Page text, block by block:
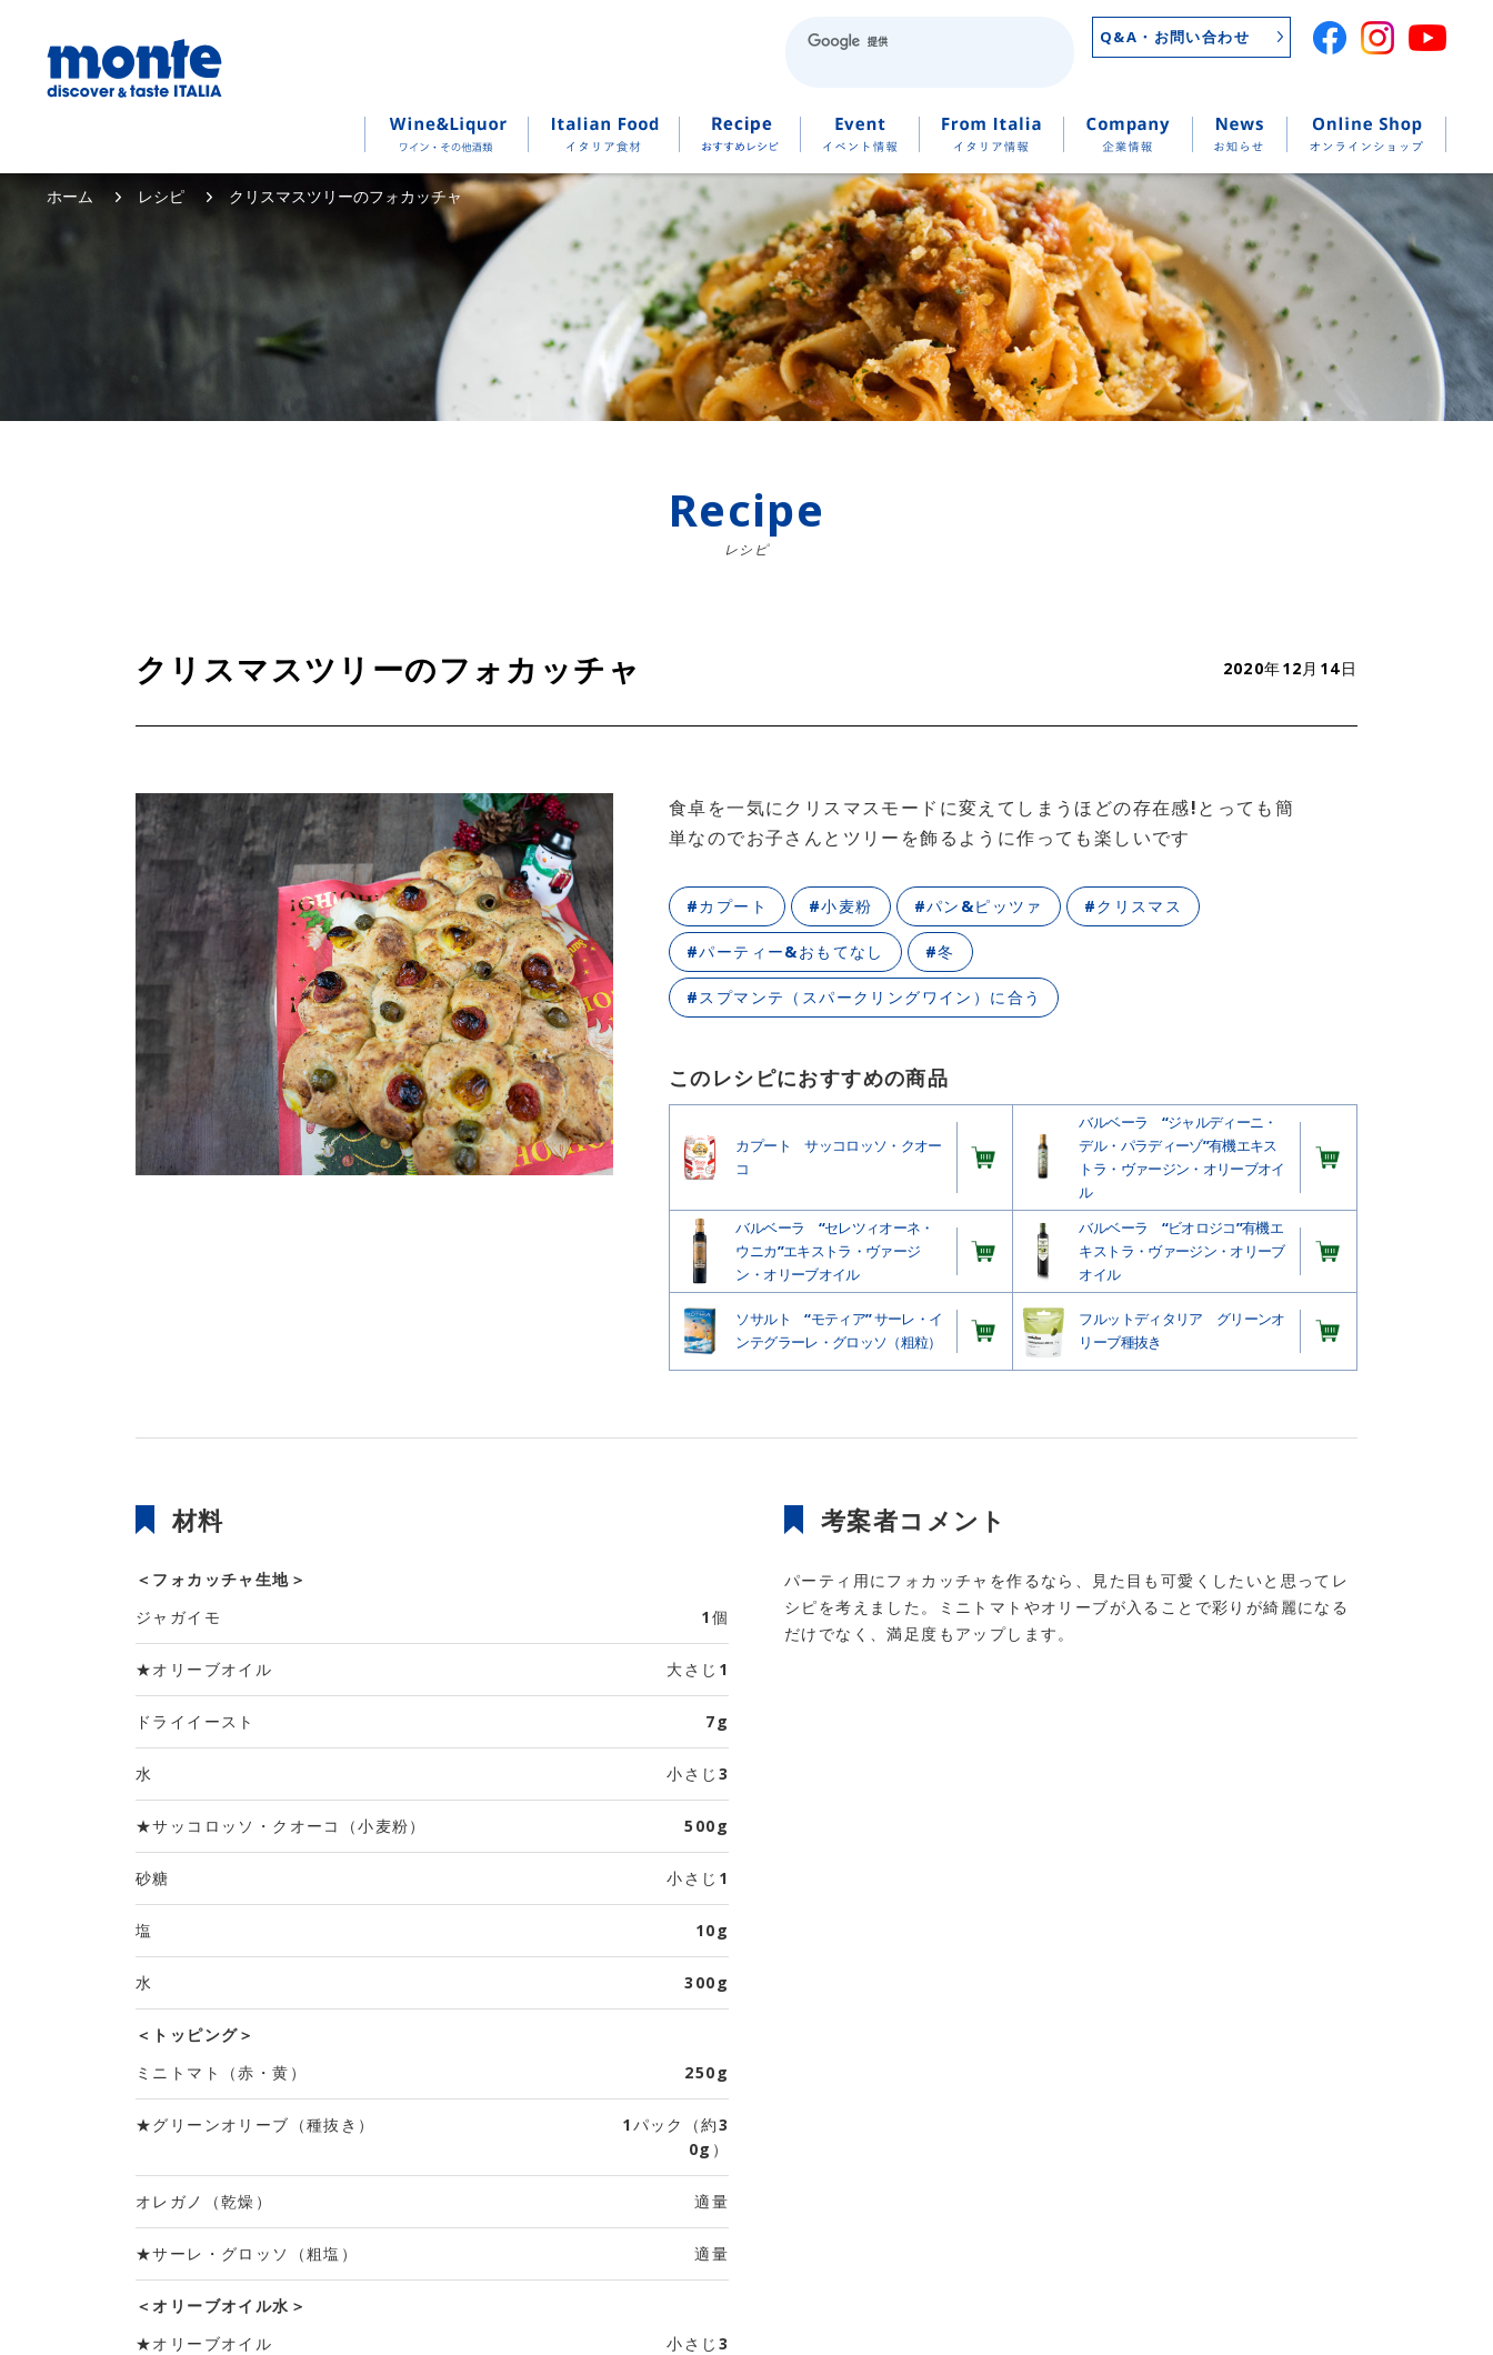
Q&A・お問い合わせ
ホーム レシピ クリスマスツリーのフォカッチャ
Recipe
レシピ
クリスマスツリーのフォカッチャ 2020年12月14日
食卓を一気にクリスマスモードに変えてしまうほどの存在感!とっても簡
単なのでお子さんとツリーを飾るように作っても楽しいです
#カプート #小麦粉 #パン&ピッツァ #クリスマス
#パーティー&おもてなし #冬
#スプマンテ（スパークリングワイン）に合う
このレシピにおすすめの商品
カプート サッコロッソ・クオー
コ
バルベーラ “ジャルディーニ・
デル・パラディーゾ”有機エキス
トラ・ヴァージン・オリーブオイ
ル
バルベーラ “セレツィオーネ・
ウニカ”エキストラ・ヴァージ
ン・オリーブオイル
バルベーラ “ビオロジコ”有機エ
キストラ・ヴァージン・オリーブ
オイル
ソサルト “モティア” サーレ・イ
ンテグラーレ・グロッソ（粗粒）
フルットディタリア グリーンオ
リーブ種抜き
材料
＜フォカッチャ生地＞
ジャガイモ
1個
★オリーブオイル 大さじ1
ドライイースト 7g
水 小さじ3
★サッコロッソ・クオーコ（小麦粉） 500g
砂糖 小さじ1
塩 10g
水 300g
＜トッピング＞
ミニトマト（赤・黄）
250g
★グリーンオリーブ（種抜き）
1パック（約3
0g）
オレガノ（乾燥） 適量
★サーレ・グロッソ（粗塩） 適量
＜オリーブオイル水＞
★オリーブオイル
小さじ3
考案者コメント
パーティ用にフォカッチャを作るなら、見た目も可愛くしたいと思ってレ
シピを考えました。ミニトマトやオリーブが入ることで彩りが綺麗になる
だけでなく、満足度もアップします。